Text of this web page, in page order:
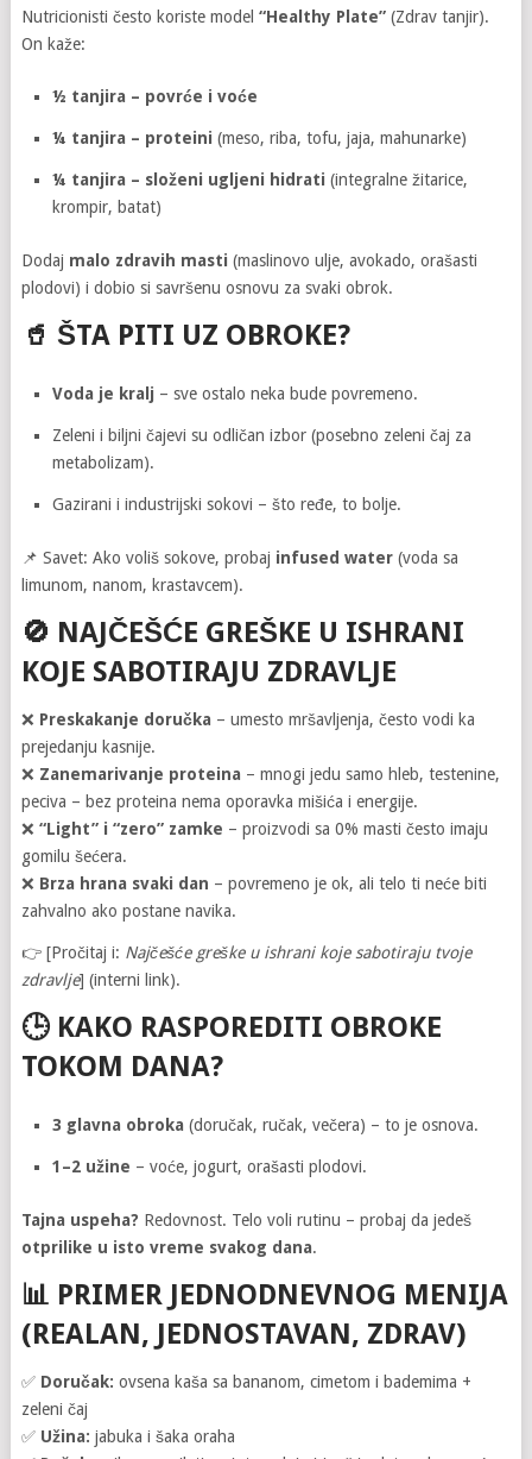
Nutricionisti često koriste model “Healthy Plate”(Zdrav tanjir).
On kaže:
½ tanjira – povrće i voće
¼ tanjira – proteini (meso, riba, tofu, jaja, mahunarke)
¼ tanjira – složeni ugljeni hidrati (integralne žitarice,
krompir, batat)
Dodaj malo zdravih masti (maslinovo ulje, avokado, orašasti
plodovi) i dobio si savršenu osnovu za svaki obrok.
🥤 ŠTA PITI UZ OBROKE?
Voda je kralj – sve ostalo neka bude povremeno.
Zeleni i biljni čajevi su odličan izbor (posebno zeleni čaj za
metabolizam).
Gazirani i industrijski sokovi – što ređe, to bolje.
📌 Savet: Ako voliš sokove, probaj infused water(voda sa
limunom, nanom, krastavcem).
🚫 NAJČEŠĆE GREŠKE U ISHRANI
KOJE SABOTIRAJU ZDRAVLJE
❌ Preskakanje doručka – umesto mršavljenja, često vodi ka
prejedanju kasnije.
❌ Zanemarivanje proteina – mnogi jedu samo hleb, testenine,
peciva – bez proteina nema oporavka mišića i energije.
❌ “Light” i “zero” zamke – proizvodi sa 0% masti često imaju
gomilu šećera.
❌ Brza hrana svaki dan – povremeno je ok, ali telo ti neće biti
zahvalno ako postane navika.
👉 [Pročitaj i: Najčešće greške u ishrani koje sabotiraju tvoje
zdravlje] (interni link).
🕒 KAKO RASPOREDITI OBROKE
TOKOM DANA?
3 glavna obroka (doručak, ručak, večera) – to je osnova.
1–2 užine – voće, jogurt, orašasti plodovi.
Tajna uspeha? Redovnost. Telo voli rutinu – probaj da jedeš
otprilike u isto vreme svakog dana.
📊 PRIMER JEDNODNEVNOG MENIJA
(REALAN, JEDNOSTAVAN, ZDRAV)
✅ Doručak: ovsena kaša sa bananom, cimetom i bademima +
zeleni čaj
✅ Užina: jabuka i šaka oraha